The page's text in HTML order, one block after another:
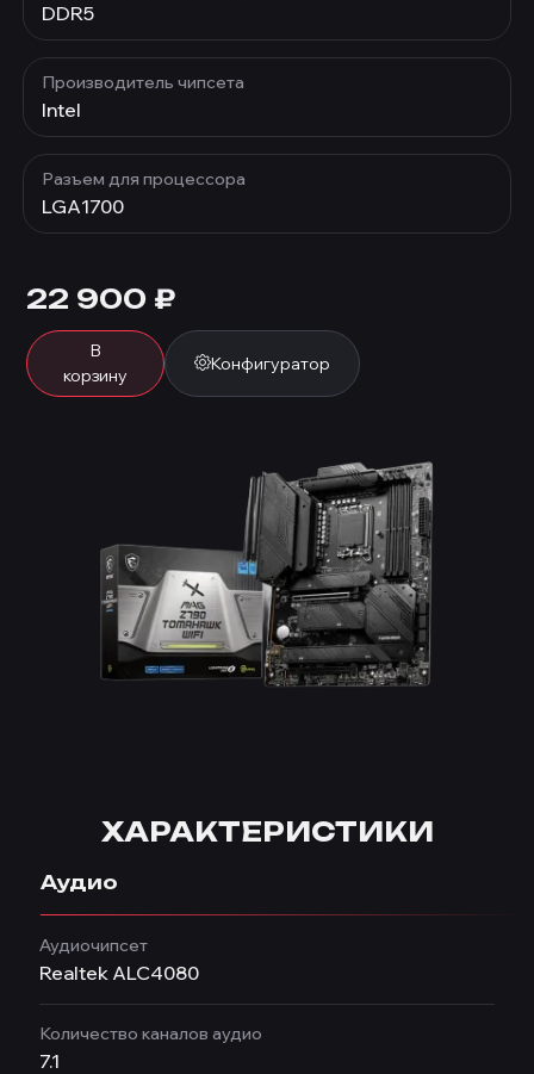
DDR5
Производитель чипсета
Intel
Разъем для процессора
LGA1700
22 900 ₽
В
корзину
Конфигуратор
ХАРАКТЕРИСТИКИ
Аудио
Аудиочипсет
Realtek ALC4080
Количество каналов аудио
7.1